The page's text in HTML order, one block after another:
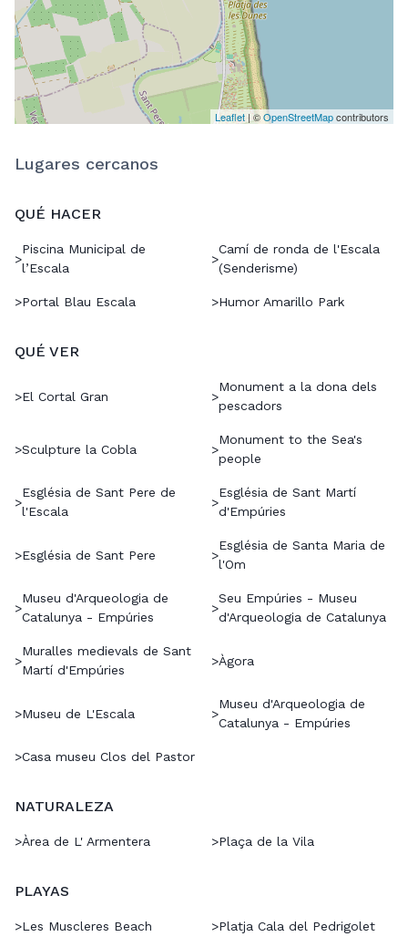
Leaflet | ©OpenStreetMapcontributors
Lugares cercanos
QUÉ HACER
>
Piscina Municipal de
l’Escala
>
Camí de ronda de l'Escala
(Senderisme)
>Portal Blau Escala >Humor Amarillo Park
QUÉ VER
>El Cortal Gran >
Monument a la dona dels
pescadors
>Sculpture la Cobla >
Monument to the Sea's
people
>
Església de Sant Pere de
l'Escala
>
Església de Sant Martí
d'Empúries
>Església de Sant Pere >
Església de Santa Maria de
l'Om
>
Museu d'Arqueologia de
Catalunya - Empúries
>
Seu Empúries - Museu
d'Arqueologia de Catalunya
>
Muralles medievals de Sant
Martí d'Empúries
>Àgora
>Museu de L'Escala >
Museu d'Arqueologia de
Catalunya - Empúries
>Casa museu Clos del Pastor
NATURALEZA
>Àrea de L' Armentera >Plaça de la Vila
PLAYAS
>Les Muscleres Beach >Platja Cala del Pedrigolet